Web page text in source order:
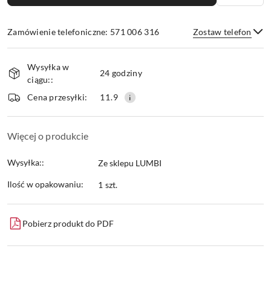
Zamówienie telefoniczne: 571 006 316 Zostaw telefon
Dostępność
i
dostawa
Wysyłka w
ciągu::
24 godziny
Cena przesyłki: 11.9
Więcej o produkcie
Wysyłka:: Ze sklepu LUMBI
Ilość w opakowaniu: 1 szt.
Pobierz produkt do PDF